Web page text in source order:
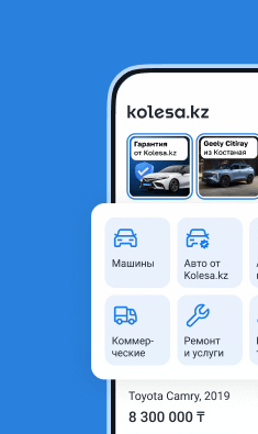
Задний фары фонари туманки на
Оригинальность